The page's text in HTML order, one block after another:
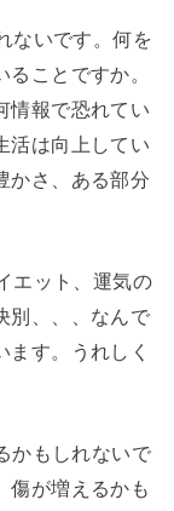
ないです。何を
ことですか。
情報で恐れてい
活は向上してい
かさ、ある部分
エット、運気の
別、、、なんで
ます。うれしく
かもしれないで
傷が増えるかも